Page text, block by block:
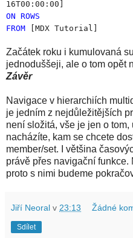
16T00:00:00]
ON ROWS
FROM [MDX Tutorial]
Začátek roku i kumulovaná
jednoduššeji, ale o tom opět
Závěr
Navigace v hierarchiích
je jedním z nejdůležitějších
není složitá, vše je jen o
nacházíte, kam se chcete
member/set. I většina
právě přes navigační
proto s nimi budeme
Jiří Neoral v 23:13 Žádné
Sdílet